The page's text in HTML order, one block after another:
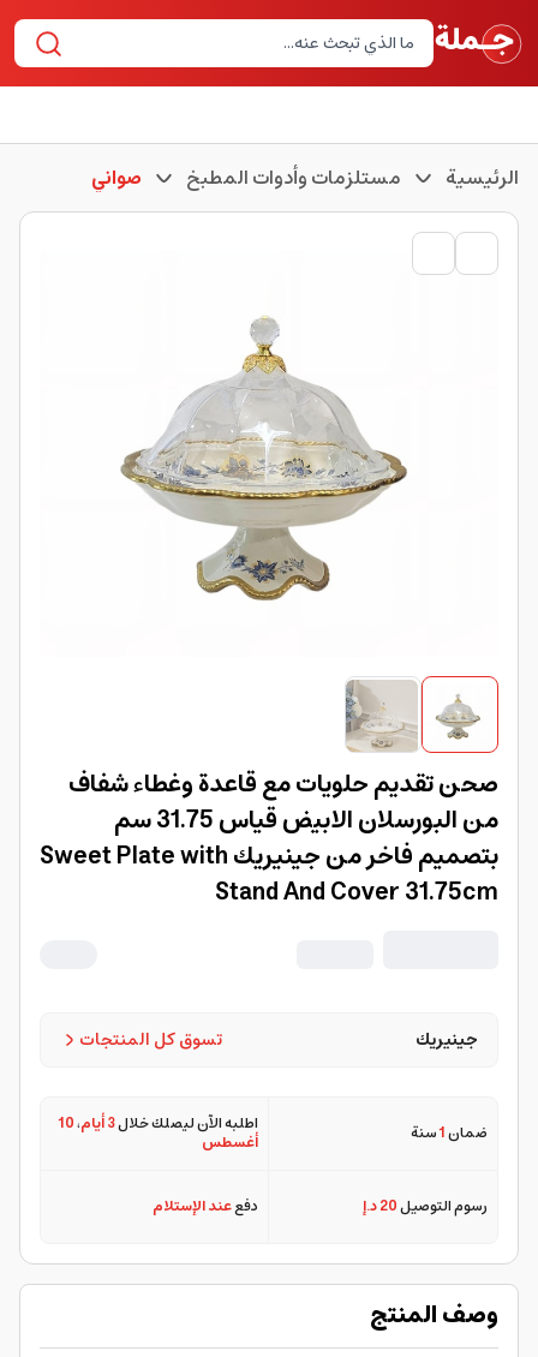
الرئيسية مستلزمات وأدوات المطبخ صواني
صحن تقديم حلويات مع قاعدة وغطاء شفاف
من البورسلان الابيض قياس 31.75 سم
بتصميم فاخر من جينيريك Sweet Plate with
Stand And Cover 31.75cm
تسوق كل المنتجات جينيريك
ضمان1سنة اطلبه الآن ليصلك خلال3 أيام ،10
أغسطس
رسوم التوصيل20 د.إ دفععند الإستلام
وصف المنتج